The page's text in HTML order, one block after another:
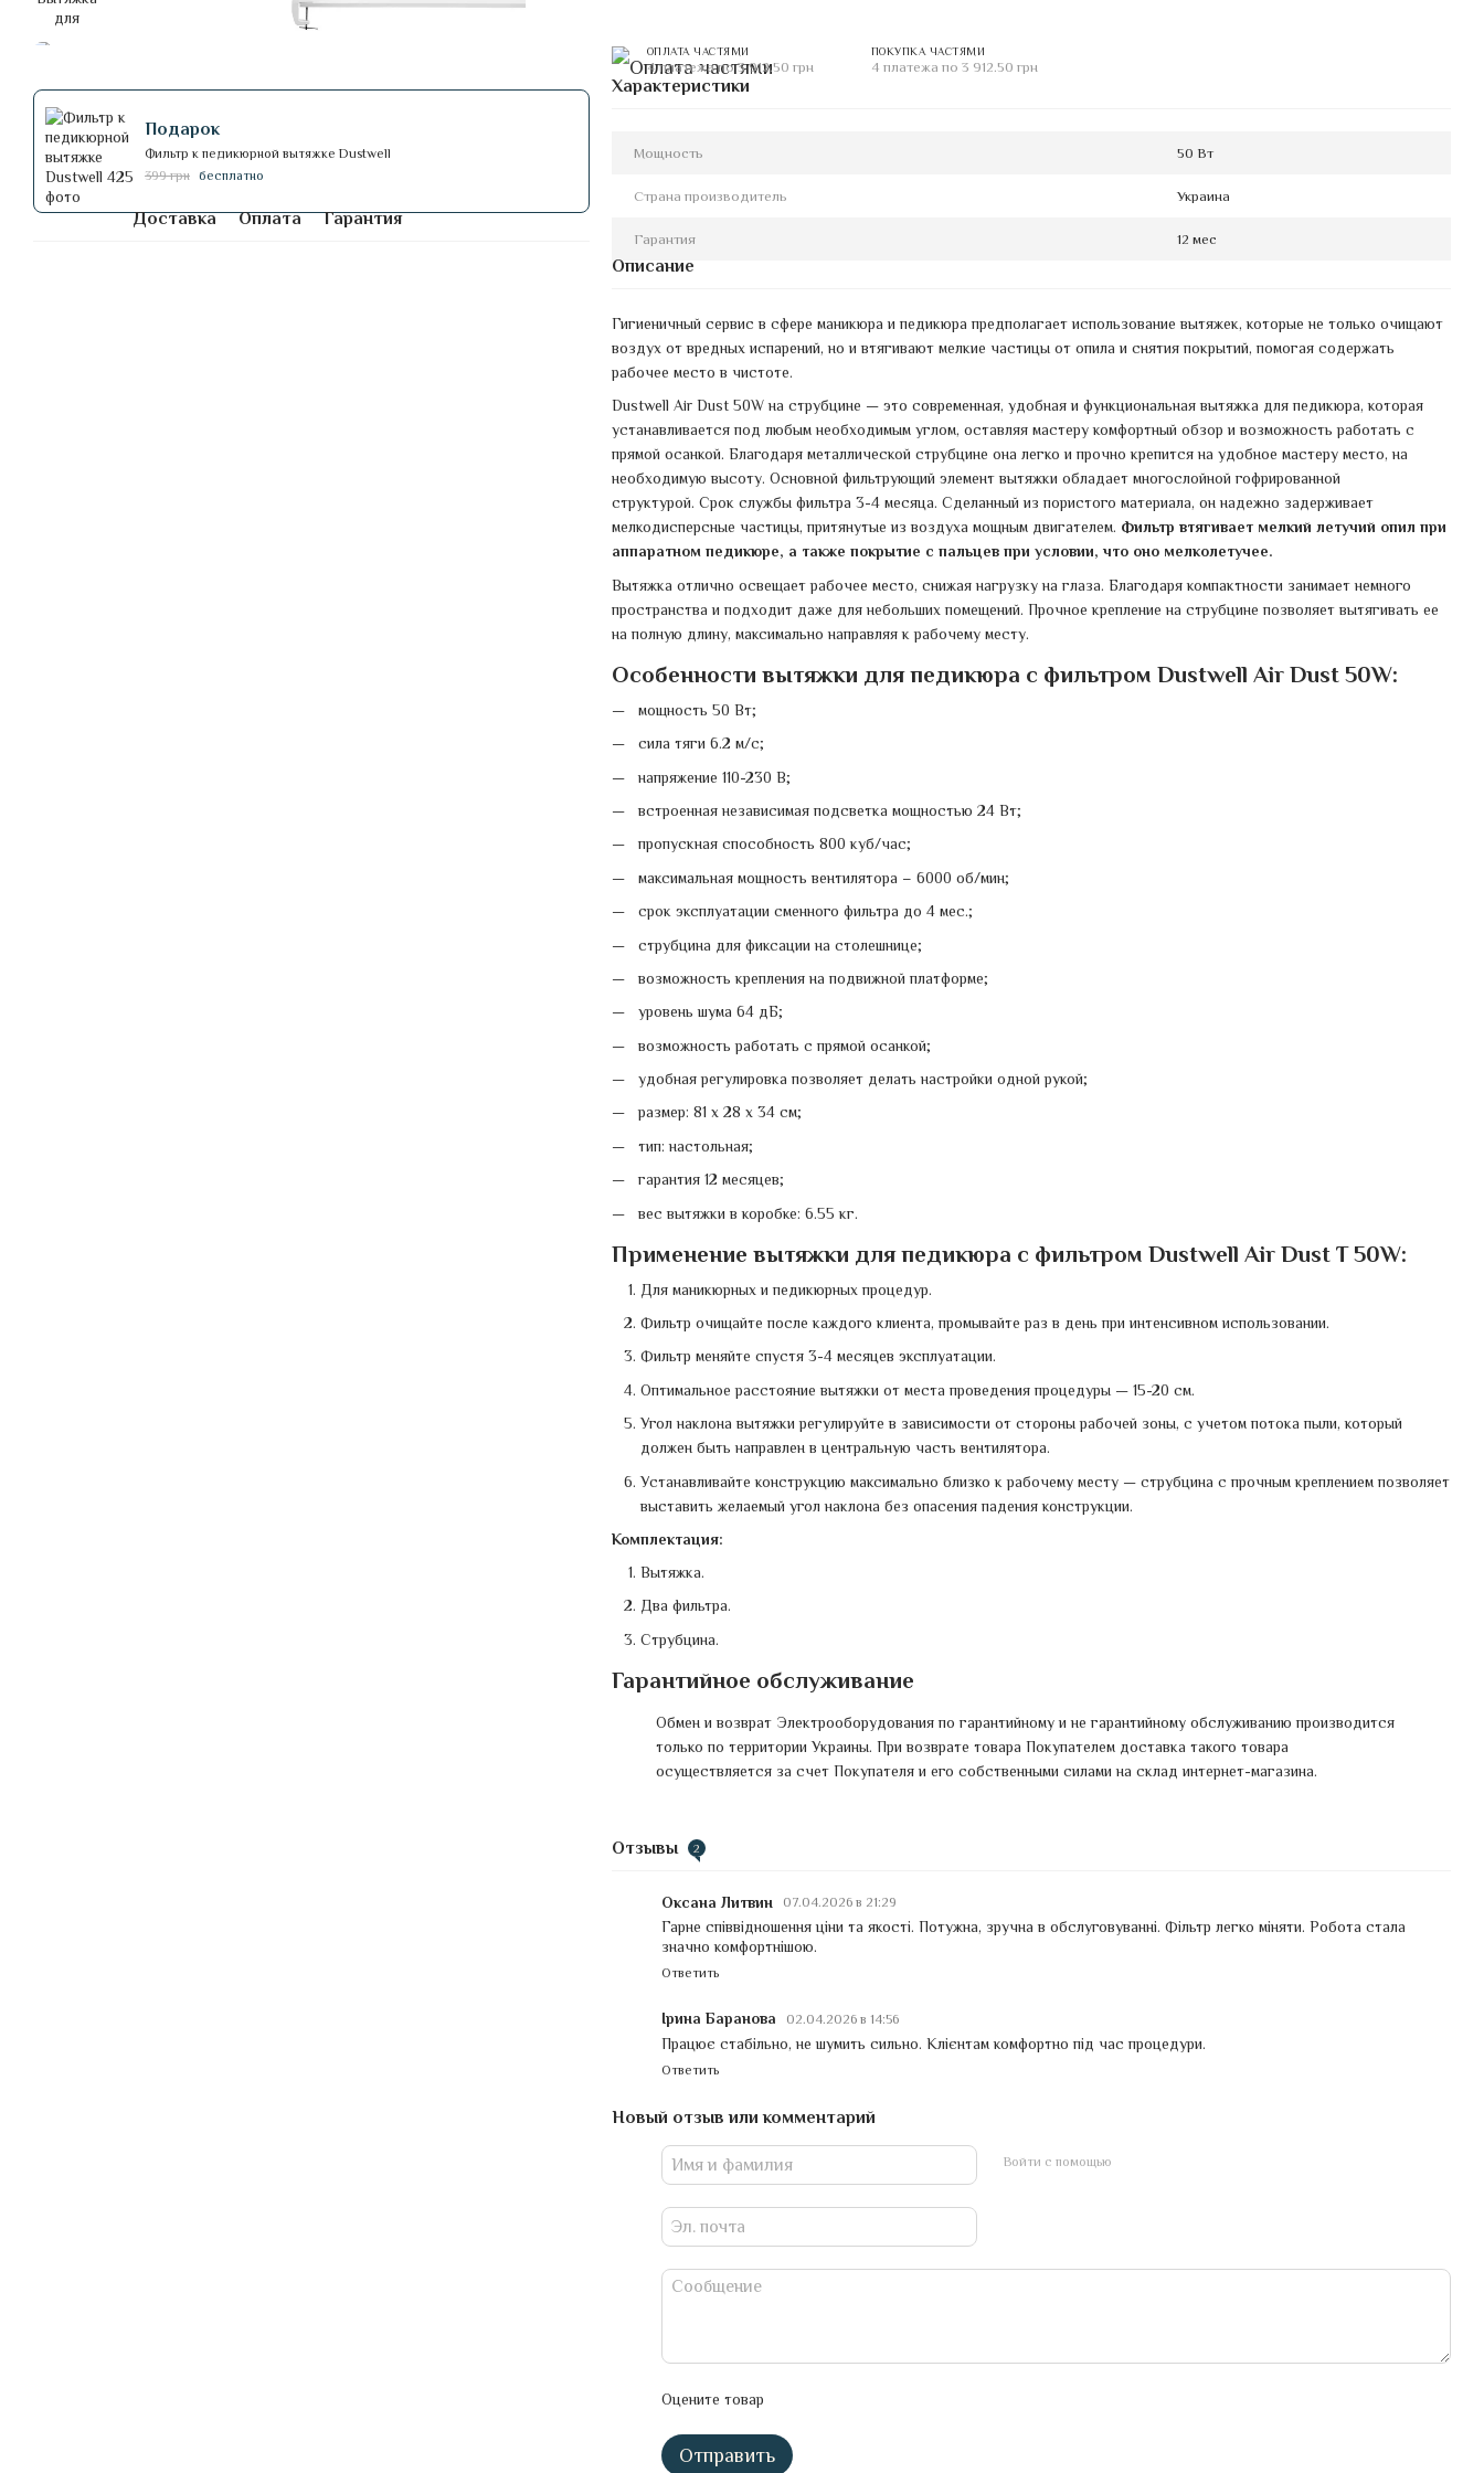
Подарок
Фильтр к педикюрной вытяжке Dustwell
399 грн бесплатно
Доставка Оплата Гарантия
ОПЛАТА ЧАСТЯМИ
4 платежа по 3 912.50 грн
ПОКУПКА ЧАСТЯМИ
4 платежа по 3 912.50 грн
Характеристики
Мощность 50 Вт
Страна производитель Украина
Гарантия 12 мес
Описание
Гигиеничный сервис в сфере маникюра и педикюра предполагает использование вытяжек, которые не только очищают
воздух от вредных испарений, но и втягивают мелкие частицы от опила и снятия покрытий, помогая содержать
рабочее место в чистоте.
Dustwell Air Dust 50W на струбцине — это современная, удобная и функциональная вытяжка для педикюра, которая
устанавливается под любым необходимым углом, оставляя мастеру комфортный обзор и возможность работать с
прямой осанкой. Благодаря металлической струбцине она легко и прочно крепится на удобное мастеру место, на
необходимую высоту. Основной фильтрующий элемент вытяжки обладает многослойной гофрированной
структурой. Срок службы фильтра 3-4 месяца. Сделанный из пористого материала, он надежно задерживает
мелкодисперсные частицы, притянутые из воздуха мощным двигателем. Фильтр втягивает мелкий летучий опил при
аппаратном педикюре, а также покрытие с пальцев при условии, что оно мелколетучее.
Вытяжка отлично освещает рабочее место, снижая нагрузку на глаза. Благодаря компактности занимает немного
пространства и подходит даже для небольших помещений. Прочное крепление на струбцине позволяет вытягивать ее
на полную длину, максимально направляя к рабочему месту.
Особенности вытяжки для педикюра с фильтром Dustwell Air Dust 50W:
мощность 50 Вт;
сила тяги 6.2 м/с;
напряжение 110-230 В;
встроенная независимая подсветка мощностью 24 Вт;
пропускная способность 800 куб/час;
максимальная мощность вентилятора – 6000 об/мин;
срок эксплуатации сменного фильтра до 4 мес.;
струбцина для фиксации на столешнице;
возможность крепления на подвижной платформе;
уровень шума 64 дБ;
возможность работать с прямой осанкой;
удобная регулировка позволяет делать настройки одной рукой;
размер: 81 х 28 х 34 см;
тип: настольная;
гарантия 12 месяцев;
вес вытяжки в коробке: 6.55 кг.
Применение вытяжки для педикюра с фильтром Dustwell Air Dust T 50W:
Для маникюрных и педикюрных процедур.
Фильтр очищайте после каждого клиента, промывайте раз в день при интенсивном использовании.
Фильтр меняйте спустя 3-4 месяцев эксплуатации.
Оптимальное расстояние вытяжки от места проведения процедуры — 15-20 см.
Угол наклона вытяжки регулируйте в зависимости от стороны рабочей зоны, с учетом потока пыли, который
должен быть направлен в центральную часть вентилятора.
Устанавливайте конструкцию максимально близко к рабочему месту — струбцина с прочным креплением позволяет
выставить желаемый угол наклона без опасения падения конструкции.
Комплектация:
Вытяжка.
Два фильтра.
Струбцина.
Гарантийное обслуживание
Обмен и возврат Электрооборудования по гарантийному и не гарантийному обслуживанию производится
только по территории Украины. При возврате товара Покупателем доставка такого товара
осуществляется за счет Покупателя и его собственными силами на склад интернет-магазина.
Отзывы 2
Оксана Литвин 07.04.2026 в 21:29
Гарне співвідношення ціни та якості. Потужна, зручна в обслуговуванні. Фільтр легко міняти. Робота стала
значно комфортнішою.
Ответить
Ірина Баранова 02.04.2026 в 14:56
Працює стабільно, не шумить сильно. Клієнтам комфортно під час процедури.
Ответить
Новый отзыв или комментарий
Войти с помощью
Оцените товар
Отправить